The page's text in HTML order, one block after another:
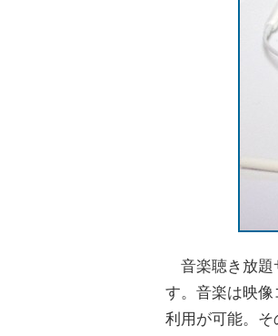
音楽聴き放題
す。音楽は映
利用が可能。